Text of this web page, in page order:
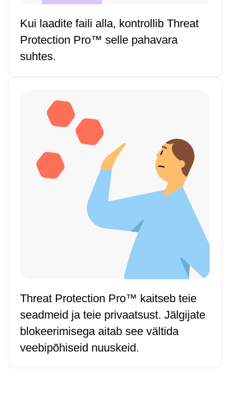
Kui laadite faili alla, kontrollib Threat
Protection Pro™ selle pahavara
suhtes.
Threat Protection Pro™ kaitseb teie
seadmeid ja teie privaatsust. Jälgijate
blokeerimisega aitab see vältida
veebipõhiseid nuuskeid.